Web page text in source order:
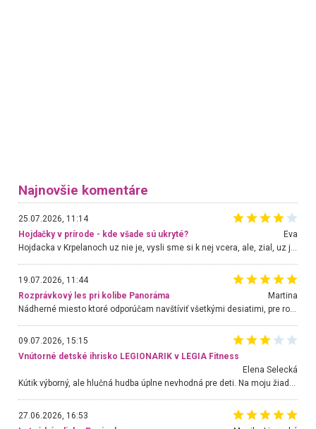
Najnovšie komentáre
25.07.2026, 11:14
Hojdačky v prírode - kde všade sú ukryté?
Eva
Hojdacka v Krpelanoch uz nie je, vysli sme si k nej vcera, ale, zial, uz je znicena. Ak sem planujete cestu len kvoli hojdacke, mozete si ju usetrit. Krasny vyhlad je tu vsak aj bez hojdacky :-)
19.07.2026, 11:44
Rozprávkový les pri kolibe Panoráma
Martina
Nádherné miesto ktoré odporúčam navštíviť všetkými desiatimi, pre rodiny s deťmi, dôchodcom... Proste a jednoducho ozaj rozprávkový les.. určite ešte prídeme. Odniesli sme si na pamiatku krásne tričká,
09.07.2026, 15:15
Vnútorné detské ihrisko LEGIONARIK v LEGIA Fitness
Elena Selecká
Kútik výborný, ale hlučná hudba úplne nevhodná pre deti. Na moju žiadosť o aspoň sušenie nereagovali.
27.06.2026, 16:53